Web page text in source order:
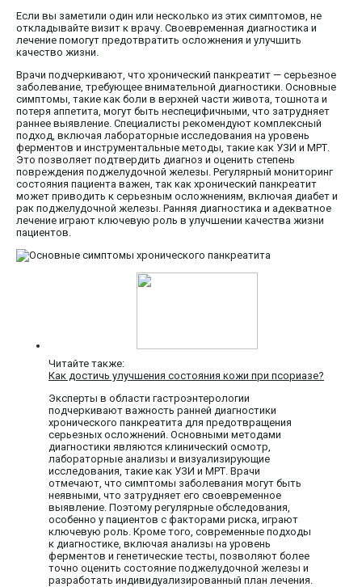
Если вы заметили один или несколько из этих симптомов, не
откладывайте визит к врачу. Своевременная диагностика и
лечение помогут предотвратить осложнения и улучшить
качество жизни.
Врачи подчеркивают, что хронический панкреатит — серьезное
заболевание, требующее внимательной диагностики. Основные
симптомы, такие как боли в верхней части живота, тошнота и
потеря аппетита, могут быть неспецифичными, что затрудняет
раннее выявление. Специалисты рекомендуют комплексный
подход, включая лабораторные исследования на уровень
ферментов и инструментальные методы, такие как УЗИ и МРТ.
Это позволяет подтвердить диагноз и оценить степень
повреждения поджелудочной железы. Регулярный мониторинг
состояния пациента важен, так как хронический панкреатит
может приводить к серьезным осложнениям, включая диабет и
рак поджелудочной железы. Ранняя диагностика и адекватное
лечение играют ключевую роль в улучшении качества жизни
пациентов.
Читайте также:
Как достичь улучшения состояния кожи при псориазе?
Эксперты в области гастроэнтерологии
подчеркивают важность ранней диагностики
хронического панкреатита для предотвращения
серьезных осложнений. Основными методами
диагностики являются клинический осмотр,
лабораторные анализы и визуализирующие
исследования, такие как УЗИ и МРТ. Врачи
отмечают, что симптомы заболевания могут быть
неявными, что затрудняет его своевременное
выявление. Поэтому регулярные обследования,
особенно у пациентов с факторами риска, играют
ключевую роль. Кроме того, современные подходы
к диагностике, включая анализы на уровень
ферментов и генетические тесты, позволяют более
точно оценить состояние поджелудочной железы и
разработать индивидуализированный план лечения.